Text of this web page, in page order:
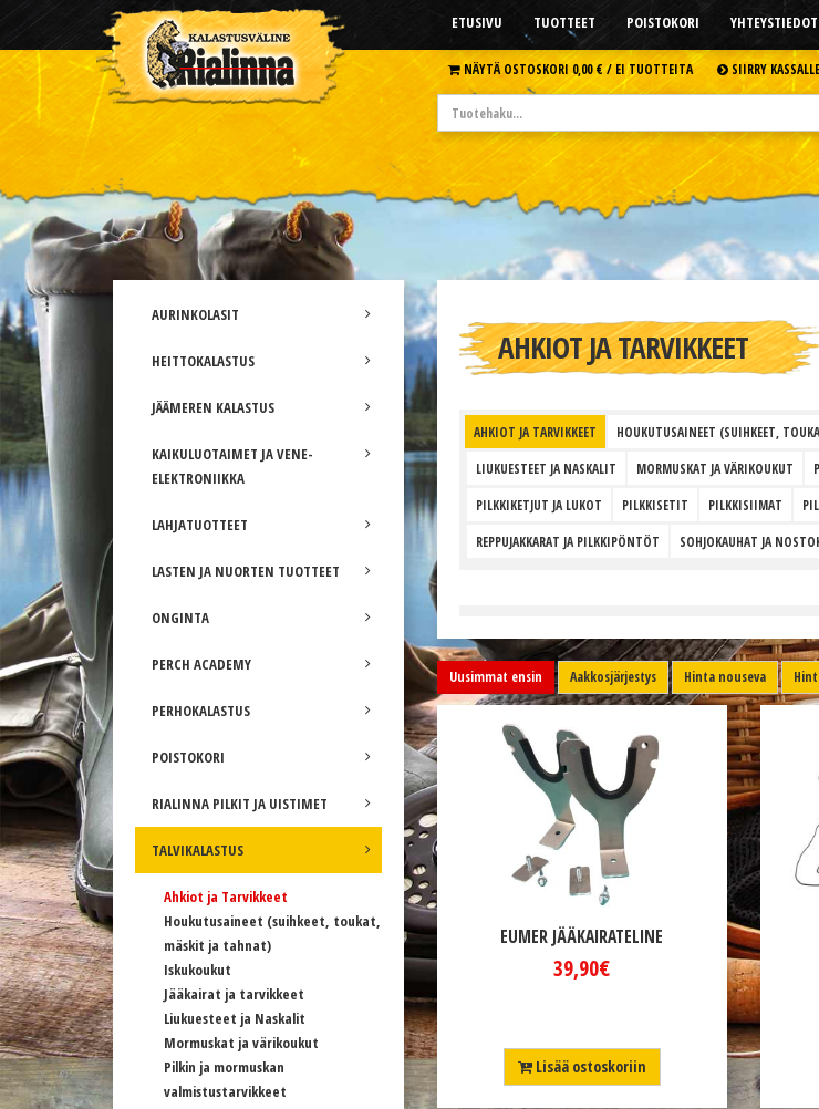
ETUSIVU TUOTTEET POISTOKORI YHTEYSTIEDOT
NÄYTÄ OSTOSKORI 0,00 € /EI TUOTTEITA SIIRRY KASSALLE
AURINKOLASIT
HEITTOKALASTUS
JÄÄMEREN KALASTUS
KAIKULUOTAIMET JA VENE-
ELEKTRONIIKKA
LAHJATUOTTEET
LASTEN JA NUORTEN TUOTTEET
ONGINTA
PERCH ACADEMY
PERHOKALASTUS
POISTOKORI
RIALINNA PILKIT JA UISTIMET
TALVIKALASTUS
Ahkiot ja Tarvikkeet
Houkutusaineet (suihkeet, toukat,
mäskit ja tahnat)
Iskukoukut
Jääkairat ja tarvikkeet
Liukuesteet ja Naskalit
Mormuskat ja värikoukut
Pilkin ja mormuskan
valmistustarvikkeet
AHKIOT JA TARVIKKEET
AHKIOT JA TARVIKKEET HOUKUTUSAINEET (SUIHKEET,
LIUKUESTEET JA NASKALIT MORMUSKAT JA VÄRIKOUKUT
PILKKIKETJUT JA LUKOT PILKKISETIT PILKKISIIMAT
REPPUJAKKARAT JA PILKKIPÖNTÖT SOHJOKAUHAT JA
Uusimmat ensin Aakkosjärjestys Hinta nouseva
EUMER JÄÄKAIRATELINE
39,90€
Lisää ostoskoriin